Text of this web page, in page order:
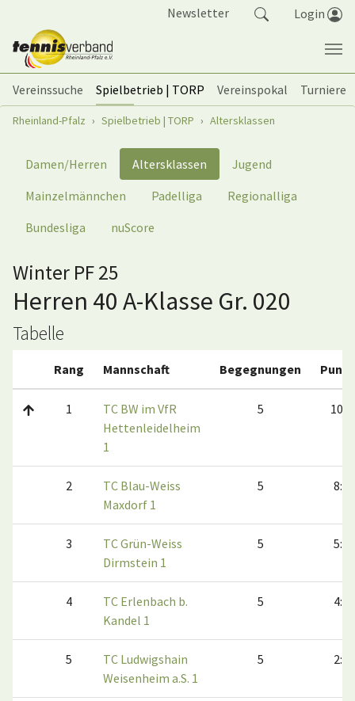
Newsletter Login
Vereinssuche Spielbetrieb | TORP Vereinspokal
Turniere
Sie sind hier:
Rheinland-Pfalz Spielbetrieb | TORP Altersklassen
Damen/Herren Altersklassen
Jugend
Mainzelmännchen
Padelliga
Regionalliga
Bundesliga
nuScore
Winter PF 25
Herren 40 A-Klasse Gr. 020
Tabelle
Rang Mannschaft Begegnungen
1
TC BW im VfR
Hettenleidelheim
1
5 10:0
2
TC Blau-Weiss
Maxdorf 1
5 8:2
3
TC Grün-Weiss
Dirmstein 1
5 5:5
4
TC Erlenbach b.
Kandel 1
5 4:6
5
TC Ludwigshain
Weisenheim a.S. 1
5 2:8